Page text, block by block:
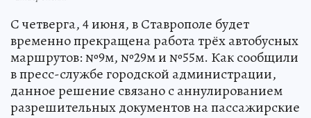
С четверга, 4 июня, в Ставрополе будет
временно прекращена работа трёх автобусных
маршрутов: №9м, №29м и №55м. Как сообщили
в пресс-службе городской администрации,
данное решение связано с аннулированием
разрешительных документов на пассажирские